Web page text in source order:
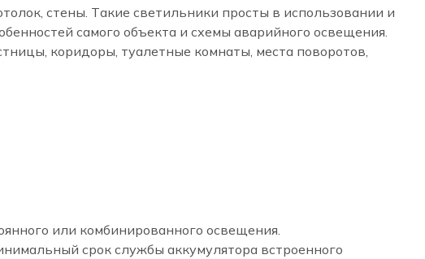
стены. Такие светильники просты в использовании и
самого объекта и схемы аварийного освещения.
коридоры, туалетные комнаты, места поворотов,
или комбинированного освещения.
срок службы аккумулятора встроенного